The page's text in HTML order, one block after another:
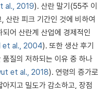
al., 2019). 산란 말기(55주 이
산란 피크 기간인 것에 비하여
어 산란계 산업에 경제적인
et al., 2004). 또한 생산 후기
질의 저하되는 이유 중 하나
et al., 2018). 연령의 증가로
지고 밀도가 감소하고, 장점